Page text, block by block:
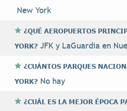
New York
¿QUÉ AEROPUERTOS
YORK? JFK y LaGuardia en
¿CUÁNTOS PARQUES
YORK? No hay
¿CUÁL ES LA MEJOR ÉPOCA